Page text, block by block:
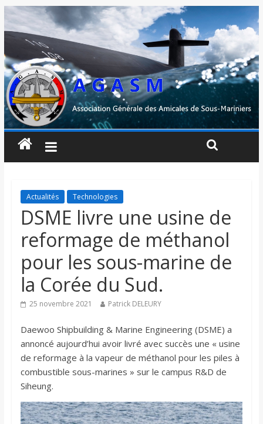
Actualités Technologies
DSME livre une usine de
reformage de méthanol
pour les sous-marine de
la Corée du Sud.
25 novembre 2021 Patrick DELEURY
Daewoo Shipbuilding & Marine Engineering (DSME) a ​​
annoncé aujourd’hui avoir livré avec succès une « usine
de reformage à la vapeur de méthanol pour les piles à
combustible sous-marines » sur le campus R&D de
Siheung.